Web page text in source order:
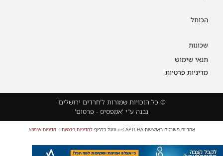
הכותל
שכונות
תנאי שימוש
מדיניות פרטיות
© כל הזכויות שמורות ל'חרדים ירושלים'
נבנה ע"י 'אמפסיס - פרסום'
אתר זה מאובטח באמצעות reCAPTCHA וגוגל בכפוף למדיניות פרטיות ו-מדיניות שימוש.